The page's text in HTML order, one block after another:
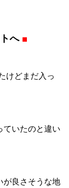
へ ■
けどまだ入っ
ていたのと違い
が良さそうな地